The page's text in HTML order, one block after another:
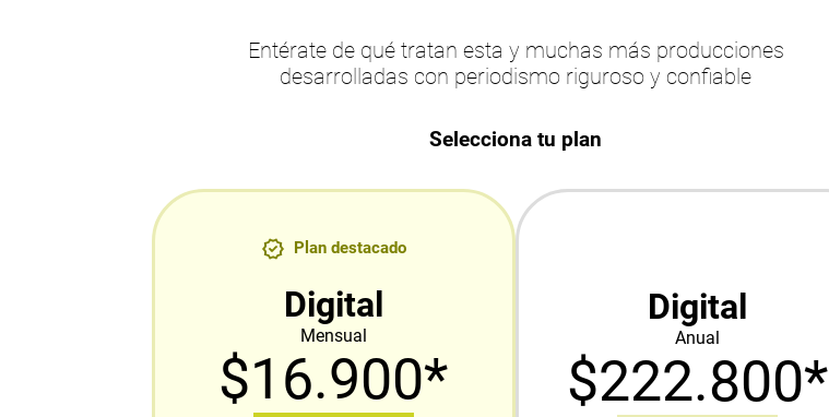
Entérate de qué tratan esta y muchas más producciones
desarrolladas con periodismo riguroso y confiable
Selecciona tu plan
Plan destacado
Digital
Mensual
$16.900*
Digital
Anual
$222.800*